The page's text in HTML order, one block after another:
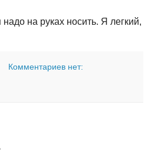
на руках носить. Я легкий,
Комментариев нет: